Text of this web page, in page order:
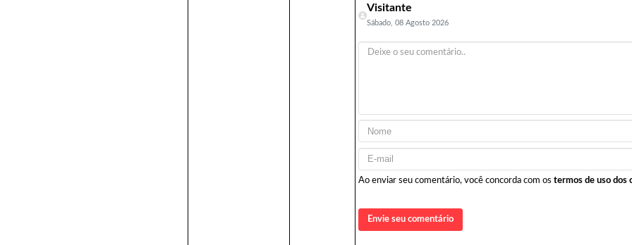
Visitante
Sábado, 08 Agosto 2026
Ao enviar seu comentário, você concorda com ostermos de uso dos
Envie seu comentário